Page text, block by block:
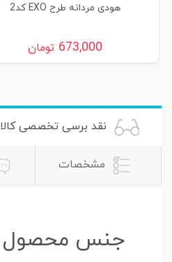
هودی مردانه طرح EXO کد2
673,000 تومان
نقد برسی تخصصی کالا
مشخصات
جنس محصول